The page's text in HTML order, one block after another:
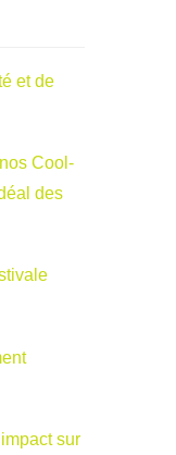
et de
Cool-
des
sur